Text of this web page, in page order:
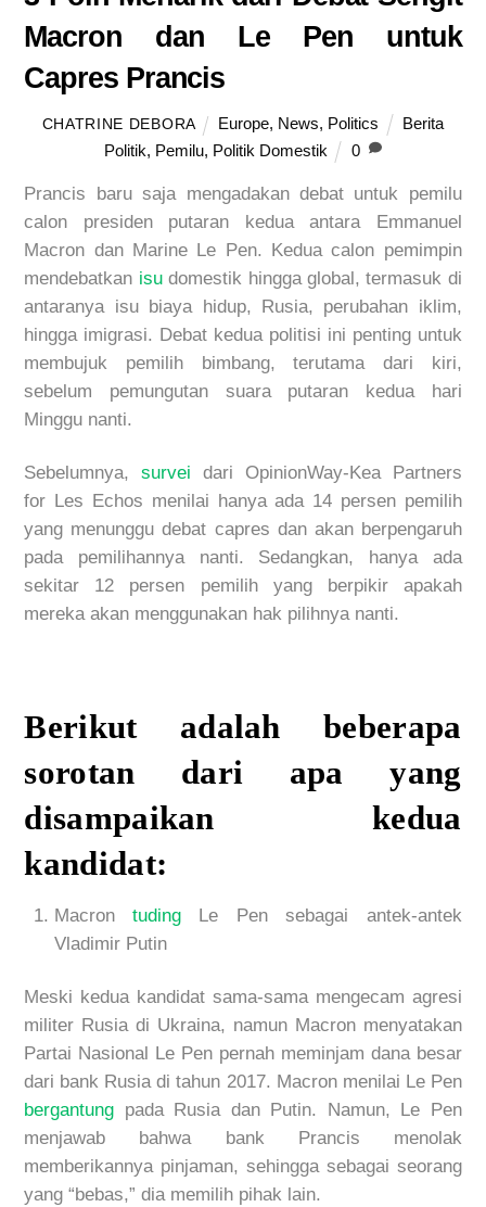
Macron dan Le Pen untuk
Capres Prancis
CHATRINE DEBORA Europe, News, Politics
Berita
Politik, Pemilu, Politik Domestik 0
Prancis baru saja mengadakan debat untuk pemilu
calon presiden putaran kedua antara Emmanuel
Macron dan Marine Le Pen. Kedua calon pemimpin
mendebatkan isudomestik hingga global, termasuk di
antaranya isu biaya hidup, Rusia, perubahan iklim,
hingga imigrasi. Debat kedua politisi ini penting untuk
membujuk pemilih bimbang, terutama dari kiri,
sebelum pemungutan suara putaran kedua hari
Minggu nanti.
Sebelumnya,survei dari OpinionWay-Kea Partners
for Les Echos menilai hanya ada 14 persen pemilih
yang menunggu debat capres dan akan berpengaruh
pada pemilihannya nanti. Sedangkan, hanya ada
sekitar 12 persen pemilih yang berpikir apakah
mereka akan menggunakan hak pilihnya nanti.
Berikut adalah beberapa
sorotan dari apa yang
disampaikan kedua
kandidat:
Macrontuding Le Pen sebagai antek-antek
Vladimir Putin
Meski kedua kandidat sama-sama mengecam agresi
militer Rusia di Ukraina, namun Macron menyatakan
Partai Nasional Le Pen pernah meminjam dana besar
dari bank Rusia di tahun 2017. Macron menilai Le Pen
bergantung pada Rusia dan Putin. Namun, Le Pen
menjawab bahwa bank Prancis menolak
memberikannya pinjaman, sehingga sebagai seorang
yang “bebas,” dia memilih pihak lain.